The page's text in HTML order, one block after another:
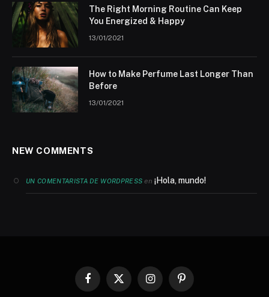
The Right Morning Routine Can Keep
You Energized & Happy
13/01/2021
How to Make Perfume Last Longer Than
Before
13/01/2021
NEW COMMENTS
UN COMENTARISTA DE WORDPRESS en¡Hola, mundo!
Facebook
X
InstagramPinterest